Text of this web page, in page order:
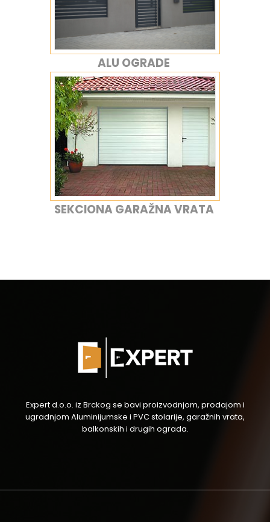
ALU OGRADE
SEKCIONA GARAŽNA VRATA
Expert d.o.o. iz Brckog se bavi proizvodnjom, prodajom i
ugradnjom Aluminijumske i PVC stolarije, garažnih vrata,
balkonskih i drugih ograda.